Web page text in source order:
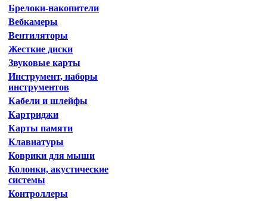
Брелоки-накопители
Вебкамеры
Вентиляторы
Жесткие диски
Звуковые карты
Инструмент, наборы
инструментов
Кабели и шлейфы
Картриджи
Карты памяти
Клавиатуры
Коврики для мыши
Колонки, акустические
системы
Контроллеры